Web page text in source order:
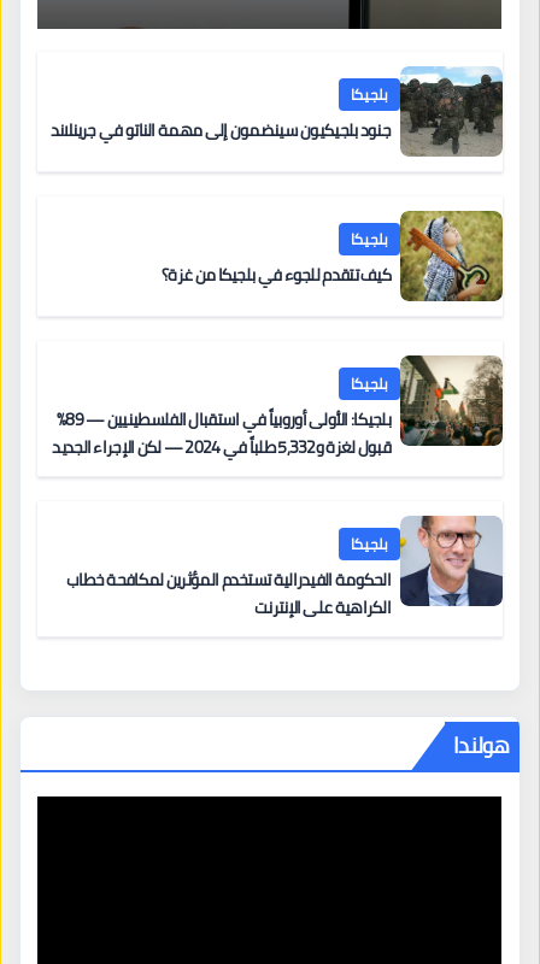
بلجيكا
جنود بلجيكيون سينضمون إلى مهمة الناتو في جرينلاند
بلجيكا
كيف تتقدم للجوء في بلجيكا من غزة؟
بلجيكا
بلجيكا: الأولى أوروبياً في استقبال الفلسطينيين — 89%
قبول لغزة و5,332 طلباً في 2024 — لكن الإجراء الجديد
بلجيكا
الحكومة الفيدرالية تستخدم المؤثرين لمكافحة خطاب
الكراهية على الإنترنت
هولندا